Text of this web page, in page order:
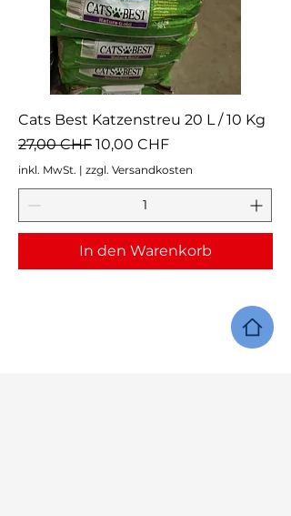
Cats Best Katzenstreu 20 L / 10 Kg
Standardpreis
27,00 CHF Sale-Preis
10,00 CHF
inkl. MwSt. | zzgl. Versandkosten
In den Warenkorb